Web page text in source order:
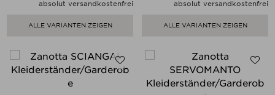
absolut versandkostenfrei
ALLE VARIANTEN ZEIGEN
absolut versandkostenfrei
ALLE VARIANTEN ZEIGEN